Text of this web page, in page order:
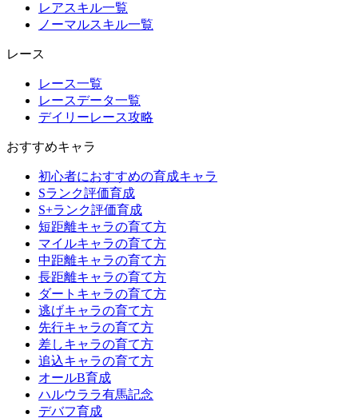
レアスキル一覧
ノーマルスキル一覧
レース
レース一覧
レースデータ一覧
デイリーレース攻略
おすすめキャラ
初心者におすすめの育成キャラ
Sランク評価育成
S+ランク評価育成
短距離キャラの育て方
マイルキャラの育て方
中距離キャラの育て方
長距離キャラの育て方
ダートキャラの育て方
逃げキャラの育て方
先行キャラの育て方
差しキャラの育て方
追込キャラの育て方
オールB育成
ハルウララ有馬記念
デバフ育成